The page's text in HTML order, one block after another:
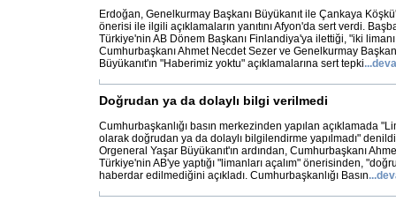
Erdoğan, Genelkurmay Başkanı Büyükanıt ile Çankaya
önerisi ile ilgili açıklamaların yanıtını Afyon'da sert verdi.
Türkiye'nin AB Dönem Başkanı Finlandiya'ya ilettiği, "iki
Cumhurbaşkanı Ahmet Necdet Sezer ve Genelkurmay
Büyükanıt'ın "Haberimiz yoktu" açıklamalarına sert tepki...
Doğrudan ya da dolaylı bilgi verilmedi
Cumhurbaşkanlığı basın merkezinden yapılan açıklamada
olarak doğrudan ya da dolaylı bilgilendirme yapılmadı"
Orgeneral Yaşar Büyükanıt'ın ardından, Cumhurbaşkanı
Türkiye'nin AB'ye yaptığı "limanları açalım" önerisinden,
haberdar edilmediğini açıkladı. Cumhurbaşkanlığı Basın...